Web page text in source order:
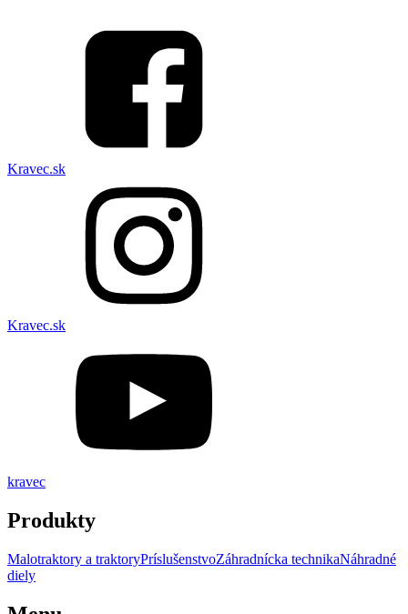
Kravec.sk
Kravec.sk
kravec
Produkty
Malotraktory a traktoryPríslušenstvoZáhradnícka technikaNáhradné
diely